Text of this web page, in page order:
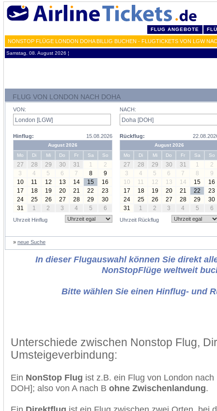
FLUG ANGEBOTE
NONSTOP FLÜGE LONDON DOHA BILLIG BUCHEN - FLUGTICKETS VON LGW
Samstag, 08. August 2026 ¦
FLUG VON LONDON NACH DOHA
VON:
Hinflug: 15.08.2026
August 2026
Mo
Di Mi Do Fr Sa So
27 28 29 30 31 1
2
3
4 5 6 7 8
9
10
11 12 13 14 15
16
17
18 19 20 21 22
23
24
25 26 27 28 29
30
31
1 2 3 4 5 6
Uhrzeit Hinflug
NACH:
Rückflug:
August 2026
Mo
Di Mi Do Fr Sa So
27 28 29 30 31 1
2
3
4 5 6 7 8
9
10
11 12 13 14 15
16
17
18 19 20 21 22
23
24
25 26 27 28 29
30
31
1 2 3 4 5 6
Uhrzeit Rückflug
» neue Suche
In dieser Flugauswahl können Sie direkt
NonStopFlüge weltweit
Bitte wählen Sie einen Hinflug- und
Unterschiede zwischen Nonstop Flug,
Umsteigeverbindung:
Ein NonStop Flug ist z.B. ein Flug von London
DOH]; also von A nach B ohne Zwischenlandung.